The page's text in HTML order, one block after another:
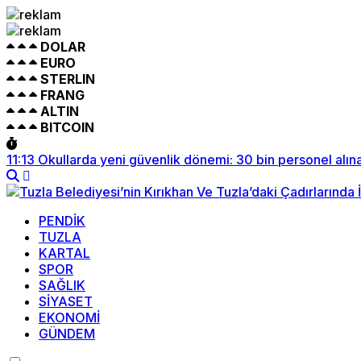
DOLAR
EURO
STERLIN
FRANG
ALTIN
BITCOIN
11:13 Okullarda yeni güvenlik dönemi: 30 bin personel
PENDİK
TUZLA
KARTAL
SPOR
SAĞLIK
SİYASET
EKONOMİ
GÜNDEM